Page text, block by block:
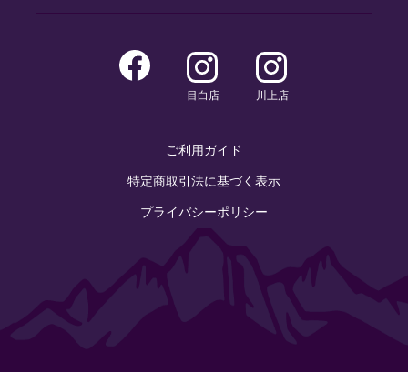
目白店 川上店
ご利用ガイド
特定商取引法に基づく表示
プライバシーポリシー